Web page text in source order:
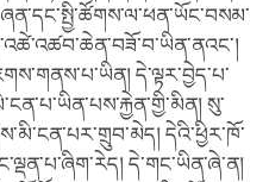
དེ་ལྟར་བྱེད་པ་
སུ་
དེའི་ཕྱིར་ཁོ་
དེ་གང་ཡིན་ཞེ་ན།